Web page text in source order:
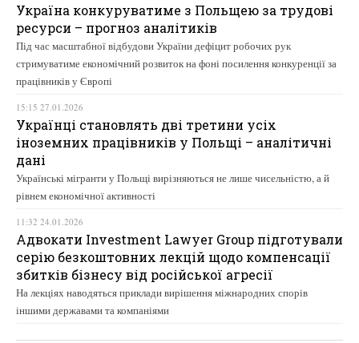
Україна конкуруватиме з Польщею за трудові
ресурси – прогноз аналітиків
Під час масштабної відбудови України дефіцит робочих рук
стримуватиме економічний розвиток на фоні посилення конкуренції за
працівників у Європі
15:15 27.01.2026
Українці становлять дві третини усіх
іноземних працівників у Польщі – аналітичні
дані
Українські мігранти у Польщі вирізняються не лише чисельністю, а й
рівнем економічної активності
11:32 24.01.2026
Адвокати Investment Lawyer Group підготували
серію безкоштовних лекцій щодо компенсації
збитків бізнесу від російської агресії
На лекціях наводяться приклади вирішення міжнародних спорів
іншими державами та компаніями